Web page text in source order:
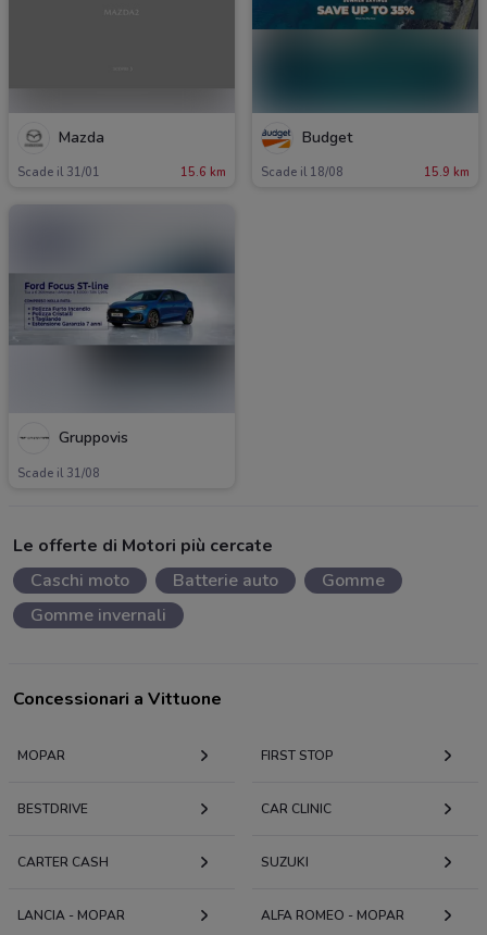
Mazda
Scade il 31/01 15.6 km
Budget
Scade il 18/08 15.9 km
Gruppovis
Scade il 31/08
Le offerte di Motori più cercate
Caschi moto
Batterie auto
Gomme
Gomme invernali
Concessionari a Vittuone
MOPAR FIRST STOP
BESTDRIVE CAR CLINIC
CARTER CASH SUZUKI
LANCIA - MOPAR ALFA ROMEO - MOPAR